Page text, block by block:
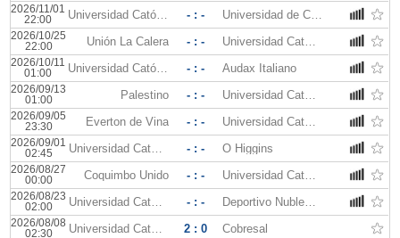
2026/11/01
22:00
Universidad Católica - : - Universidad de Chile
2026/10/25
22:00
Unión La Calera - : - Universidad Católica
2026/10/11
01:00
Universidad Católica - : - Audax Italiano
2026/09/13
01:00
Palestino - : - Universidad Católica
2026/09/05
23:30
Everton de Vina - : - Universidad Católica
2026/09/01
02:45
Universidad Católica - : - O Higgins
2026/08/27
00:00
Coquimbo Unido - : - Universidad Católica
2026/08/23
02:00
Universidad Católica - : - Deportivo Nublense
2026/08/08
02:30
Universidad Católica 2 : 0 Cobresal